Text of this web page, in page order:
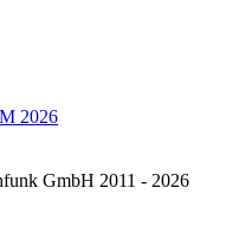
2026
GmbH 2011 - 2026